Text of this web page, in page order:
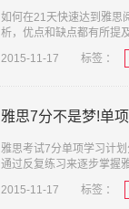
如何在21天快速达到雅思
析，优点和缺点都有所提
2015-11-17
标签 ：
雅思7分不是梦!单
雅思考试7分单项学习计
通过反复练习来逐步掌
2015-11-17
标签 ：